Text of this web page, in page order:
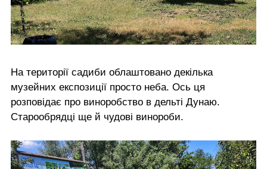
На території садиби облаштовано декілька
музейних експозиції просто неба. Ось ця
розповідає про виноробство в дельті Дунаю.
Старообрядці ще й чудові винороби.